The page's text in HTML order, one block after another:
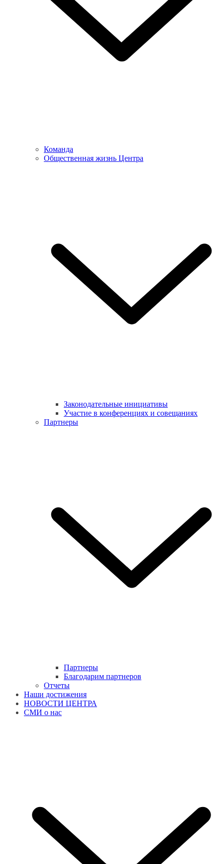
Команда
Общественная жизнь Центра
Законодательные инициативы
Участие в конференциях и совещаниях
Партнеры
Партнеры
Благодарим партнеров
Отчеты
Наши достижения
НОВОСТИ ЦЕНТРА
СМИ о нас